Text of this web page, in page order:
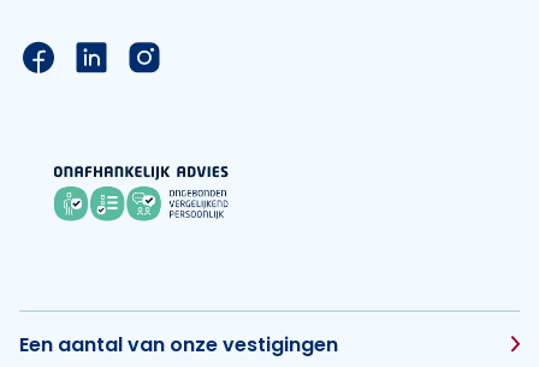
Link naar de Facebook pagina van Hypotheek
Link naar de LinkedIn pagina van
Link naar de Instagram pagina van
Een aantal van onze vestigingen